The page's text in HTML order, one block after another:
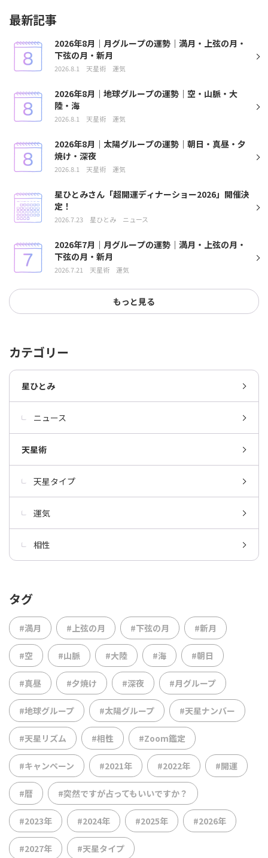
最新記事
2026年8月｜月グループの運勢｜満月・上弦の月・
下弦の月・新月
2026.8.1 天星術 運気
2026年8月｜地球グループの運勢｜空・山脈・大
陸・海
2026.8.1 天星術 運気
2026年8月｜太陽グループの運勢｜朝日・真昼・夕
焼け・深夜
2026.8.1 天星術 運気
星ひとみさん「超開運ディナーショー2026」開催決
定！
2026.7.23 星ひとみ ニュース
2026年7月｜月グループの運勢｜満月・上弦の月・
下弦の月・新月
2026.7.21 天星術 運気
もっと見る
カテゴリー
星ひとみ
ニュース
天星術
天星タイプ
運気
相性
タグ
#満月 #上弦の月 #下弦の月 #新月
#空 #山脈 #大陸 #海 #朝日
#真昼 #夕焼け #深夜 #月グループ
#地球グループ #太陽グループ #天星ナンバー
#天星リズム #相性 #Zoom鑑定
#キャンペーン #2021年 #2022年 #開運
#暦 #突然ですが占ってもいいですか？
#2023年 #2024年 #2025年 #2026年
#2027年 #天星タイプ